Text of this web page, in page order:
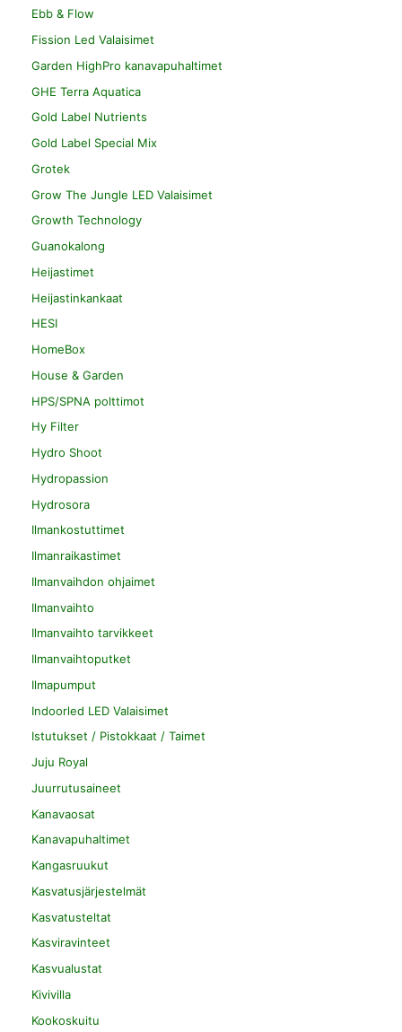
Ebb & Flow
Fission Led Valaisimet
Garden HighPro kanavapuhaltimet
GHE Terra Aquatica
Gold Label Nutrients
Gold Label Special Mix
Grotek
Grow The Jungle LED Valaisimet
Growth Technology
Guanokalong
Heijastimet
Heijastinkankaat
HESI
HomeBox
House & Garden
HPS/SPNA polttimot
Hy Filter
Hydro Shoot
Hydropassion
Hydrosora
Ilmankostuttimet
Ilmanraikastimet
Ilmanvaihdon ohjaimet
Ilmanvaihto
Ilmanvaihto tarvikkeet
Ilmanvaihtoputket
Ilmapumput
Indoorled LED Valaisimet
Istutukset / Pistokkaat / Taimet
Juju Royal
Juurrutusaineet
Kanavaosat
Kanavapuhaltimet
Kangasruukut
Kasvatusjärjestelmät
Kasvatusteltat
Kasviravinteet
Kasvualustat
Kivivilla
Kookoskuitu